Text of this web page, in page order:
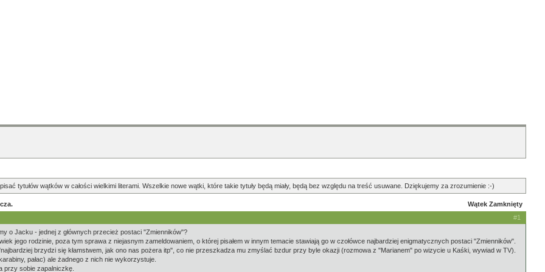
tytułów wątków w całości wielkimi literami. Wszelkie nowe wątki, które takie tytuły będą miały, będą bez względu na treść usuwane. Dziękujemy za zrozumienie :-)
Wątek Zamknięty
#1
o Jacku - jednej z głównych przecież postaci "Zmienników"?
jego rodzinie, poza tym sprawa z niejasnym zameldowaniem, o której pisałem w innym temacie stawiają go w czołówce najbardziej enigmatycznych postaci "Zmienników".
brzydzi się kłamstwem, jak ono nas pożera itp", co nie przeszkadza mu zmyślać bzdur przy byle okazji (rozmowa z "Marianem" po wizycie u Kaśki, wywiad w TV).
pałac) ale żadnego z nich nie wykorzystuje.
przy sobie zapalniczkę.